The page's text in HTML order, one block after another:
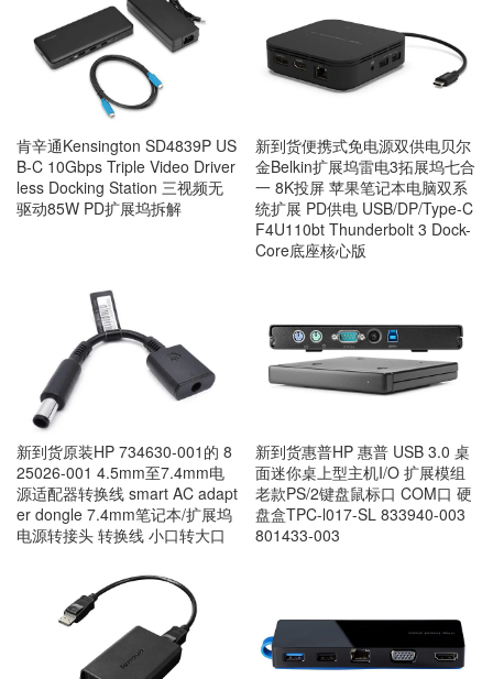
肯辛通Kensington SD4839P US
B-C 10Gbps Triple Video Driver
less Docking Station 三视频无
驱动85W PD扩展坞拆解
新到货便携式免电源双供电贝尔
金Belkin扩展坞雷电3拓展坞七合
一 8K投屏 苹果笔记本电脑双系
统扩展 PD供电 USB/DP/Type-C
F4U110bt Thunderbolt 3 Dock-
Core底座核心版
新到货原装HP 734630-001的 8
25026-001 4.5mm至7.4mm电
源适配器转换线 smart AC adapt
er dongle 7.4mm笔记本/扩展坞
电源转接头 转换线 小口转大口
新到货惠普HP 惠普 USB 3.0 桌
面迷你桌上型主机I/O 扩展模组
老款PS/2键盘鼠标口 COM口 硬
盘盒TPC-l017-SL 833940-003
801433-003